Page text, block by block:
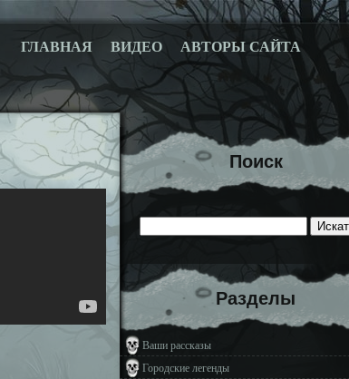
ГЛАВНАЯ ВИДЕО АВТОРЫ САЙТА
Поиск
Разделы
Ваши рассказы
Городские легенды